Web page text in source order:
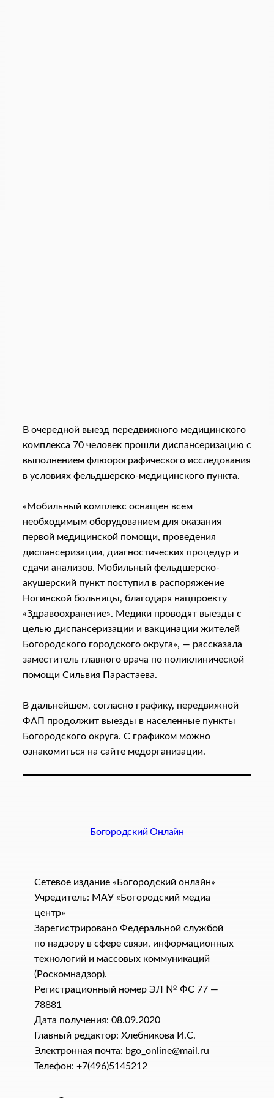
В очередной выезд передвижного медицинского
комплекса 70 человек прошли диспансеризацию с
выполнением флюорографического исследования
в условиях фельдшерско-медицинского пункта.
«Мобильный комплекс оснащен всем
необходимым оборудованием для оказания
первой медицинской помощи, проведения
диспансеризации, диагностических процедур и
сдачи анализов. Мобильный фельдшерско-
акушерский пункт поступил в распоряжение
Ногинской больницы, благодаря нацпроекту
«Здравоохранение». Медики проводят выезды с
целью диспансеризации и вакцинации жителей
Богородского городского округа», — рассказала
заместитель главного врача по поликлинической
помощи Сильвия Парастаева.
В дальнейшем, согласно графику, передвижной
ФАП продолжит выезды в населенные пункты
Богородского округа. С графиком можно
ознакомиться на сайте медорганизации.
Богородский Онлайн
Сетевое издание «Богородский онлайн»
Учредитель: МАУ «Богородский медиа
центр»
Зарегистрировано Федеральной службой
по надзору в сфере связи, информационных
технологий и массовых коммуникаций
(Роскомнадзор).
Регистрационный номер ЭЛ № ФС 77 —
78881
Дата получения: 08.09.2020
Главный редактор: Хлебникова И.C.
Электронная почта: bgo_online@mail.ru
Телефон: +7(496)5145212